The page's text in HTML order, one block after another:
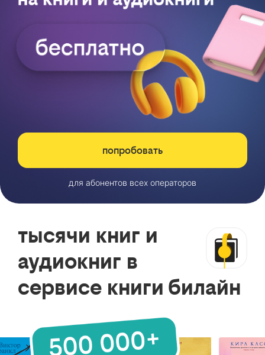
попробовать
для абонентов всех операторов
тысячи книг и
аудиокниг в
сервисе книги билайн